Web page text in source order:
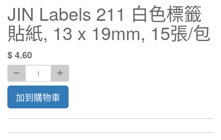
JIN Labels 211 白色標籤
貼紙, 13 x 19mm, 15張/包
$4.60
加到購物車